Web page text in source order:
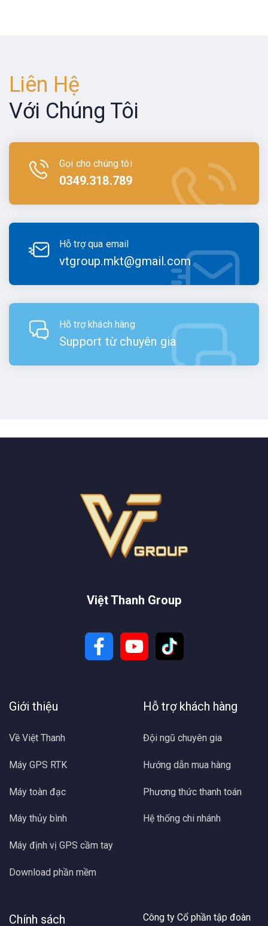
Liên Hệ
Với Chúng Tôi
Gọi cho chúng tôi
0349.318.789
Hỗ trợ qua email
vtgroup.mkt@gmail.com
Hỗ trợ khách hàng
Support từ chuyên gia
Việt Thanh Group
Giới thiệu
Về Việt Thanh
Máy GPS RTK
Máy toàn đạc
Máy thủy bình
Máy định vị GPS cầm tay
Download phần mềm
Hỗ trợ khách hàng
Đội ngũ chuyên gia
Hướng dẫn mua hàng
Phương thức thanh toán
Hệ thống chi nhánh
Chính sách
Công ty Cổ phần tập đoàn